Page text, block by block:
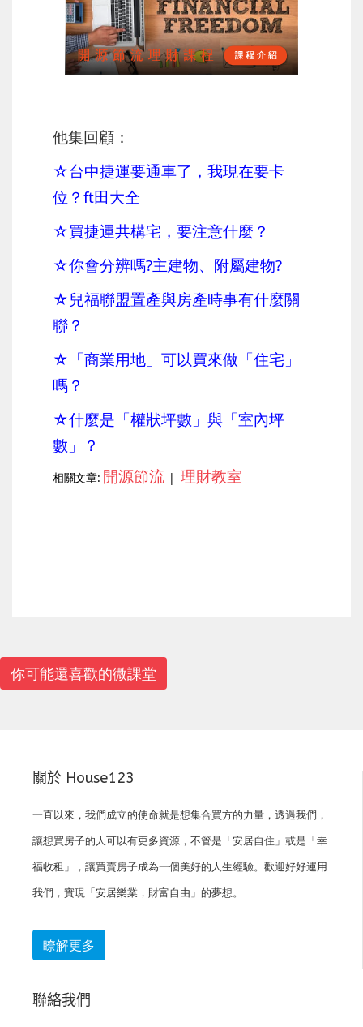
他集回顧：
☆台中捷運要通車了，我現在要卡
位？ft田大全
☆買捷運共構宅，要注意什麼？
☆你會分辨嗎?主建物、附屬建物?
☆兒福聯盟置產與房產時事有什麼關
聯？
☆「商業用地」可以買來做「住宅」
嗎？
☆什麼是「權狀坪數」與「室內坪
數」？
相關文章: 開源節流 | 理財教室
你可能還喜歡的微課堂
關於 House123
一直以來，我們成立的使命就是想集合買方的力量，透過我們，
讓想買房子的人可以有更多資源，不管是「安居自住」或是「幸
福收租」，讓買賣房子成為一個美好的人生經驗。歡迎好好運用
我們，實現「安居樂業，財富自由」的夢想。
瞭解更多
聯絡我們